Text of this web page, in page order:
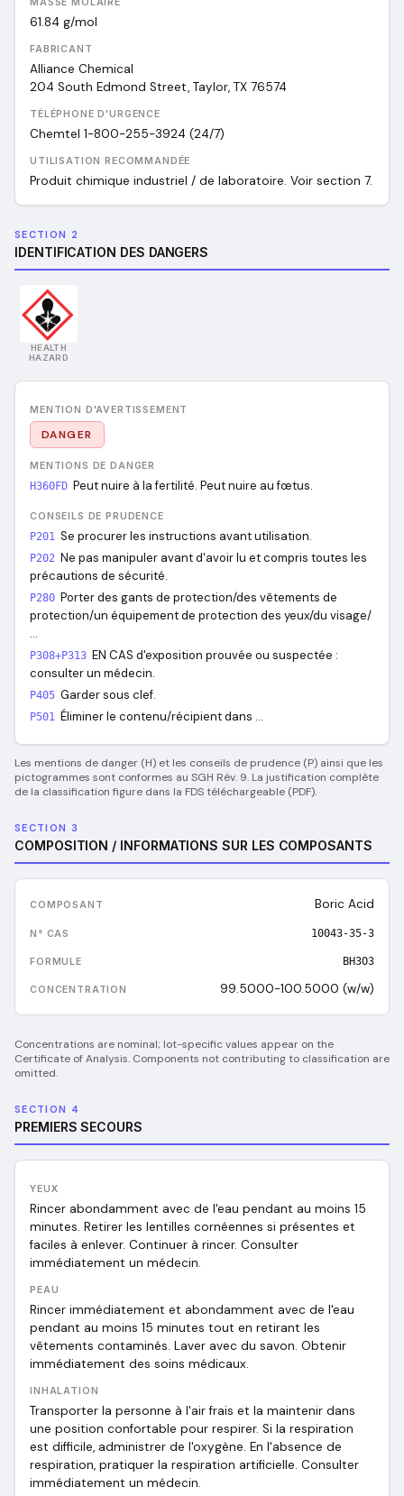
61.84 g/mol
FABRICANT
Alliance Chemical
204 South Edmond Street, Taylor, TX 76574
TÉLÉPHONE D'URGENCE
Chemtel 1-800-255-3924 (24/7)
UTILISATION RECOMMANDÉE
Produit chimique industriel / de laboratoire. Voir section 7.
SECTION 2
IDENTIFICATION DES DANGERS
HEALTH
HAZARD
MENTION D'AVERTISSEMENT
DANGER
MENTIONS DE DANGER
H360FD Peut nuire à la fertilité. Peut nuire au fœtus.
CONSEILS DE PRUDENCE
P201 Se procurer les instructions avant utilisation.
P202 Ne pas manipuler avant d'avoir lu et compris toutes les
précautions de sécurité.
P280 Porter des gants de protection/des vêtements de
protection/un équipement de protection des yeux/du visage/
…
P308+P313 EN CAS d'exposition prouvée ou suspectée :
consulter un médecin.
P405 Garder sous clef.
P501 Éliminer le contenu/récipient dans …
Les mentions de danger (H) et les conseils de prudence (P) ainsi que les
pictogrammes sont conformes au SGH Rév. 9. La justification complète
de la classification figure dans la FDS téléchargeable (PDF).
SECTION 3
COMPOSITION / INFORMATIONS SUR LES COMPOSANTS
Boric Acid
10043-35-3
BH3O3
99.5000-100.5000 (w/w)
Concentrations are nominal; lot-specific values appear on the
Certificate of Analysis. Components not contributing to classification are
omitted.
SECTION 4
PREMIERS SECOURS
YEUX
Rincer abondamment avec de l'eau pendant au moins 15
minutes. Retirer les lentilles cornéennes si présentes et
faciles à enlever. Continuer à rincer. Consulter
immédiatement un médecin.
PEAU
Rincer immédiatement et abondamment avec de l'eau
pendant au moins 15 minutes tout en retirant les
vêtements contaminés. Laver avec du savon. Obtenir
immédiatement des soins médicaux.
INHALATION
Transporter la personne à l'air frais et la maintenir dans
une position confortable pour respirer. Si la respiration
est difficile, administrer de l'oxygène. En l'absence de
respiration, pratiquer la respiration artificielle. Consulter
immédiatement un médecin.